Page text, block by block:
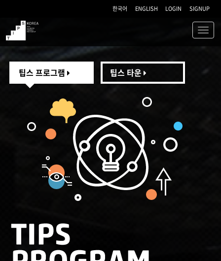
한국어 ENGLISH LOGIN SIGNUP
TIPS
팁스 프로그램 팁스 타운